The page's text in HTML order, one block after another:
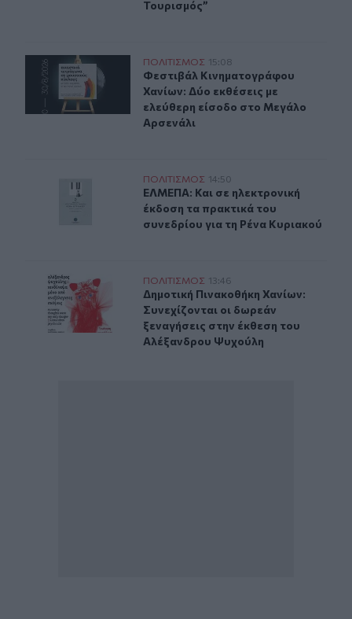
Τουρισμός”
Δύο ξεχωριστές εκθέσεις του Φεστιβάλ
ΠΟΛΙΤΙΣΜΟΣ 15:08
Φεστιβάλ Κινηματογράφου
Φεστιβάλ Κινηματογράφου
Χανίων: Δύο εκθέσεις με
ελεύθερη είσοδο στο Μεγάλο
Αρσενάλι
ΕΛΜΕΠΑ: Και σε ηλεκτρονική έκδοση τα πρακτικά του
ΠΟΛΙΤΙΣΜΟΣ 14:50
ΕΛΜΕΠΑ: Και σε ηλεκτρονική
ΕΛΜΕΠΑ: Και σε ηλεκτρονική
έκδοση τα πρακτικά του
συνεδρίου για τη Ρένα Κυριακού
Δημοτική Πινακοθήκη Χανίων: Συνεχίζονται οι
ΠΟΛΙΤΙΣΜΟΣ 13:46
Δημοτική Πινακοθήκη Χανίων:
Δημοτική Πινακοθήκη Χανίων:
Συνεχίζονται οι δωρεάν
ξεναγήσεις στην έκθεση του
Αλέξανδρου Ψυχούλη